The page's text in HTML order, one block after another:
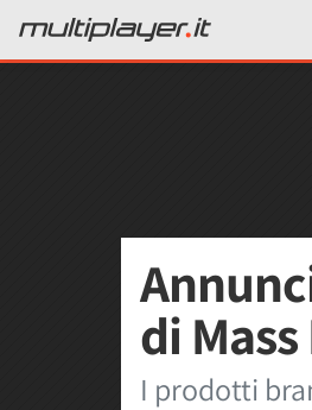
di
I prodotti